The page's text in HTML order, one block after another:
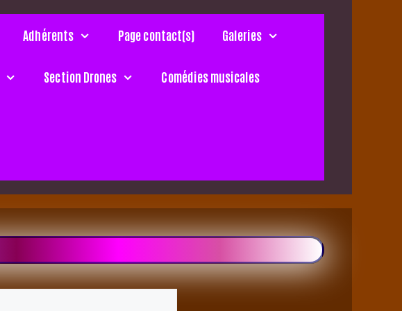
Adhérents Page contact(s) Galeries
Section Drones Comédies musicales